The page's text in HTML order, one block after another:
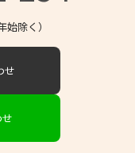
除く）
せ